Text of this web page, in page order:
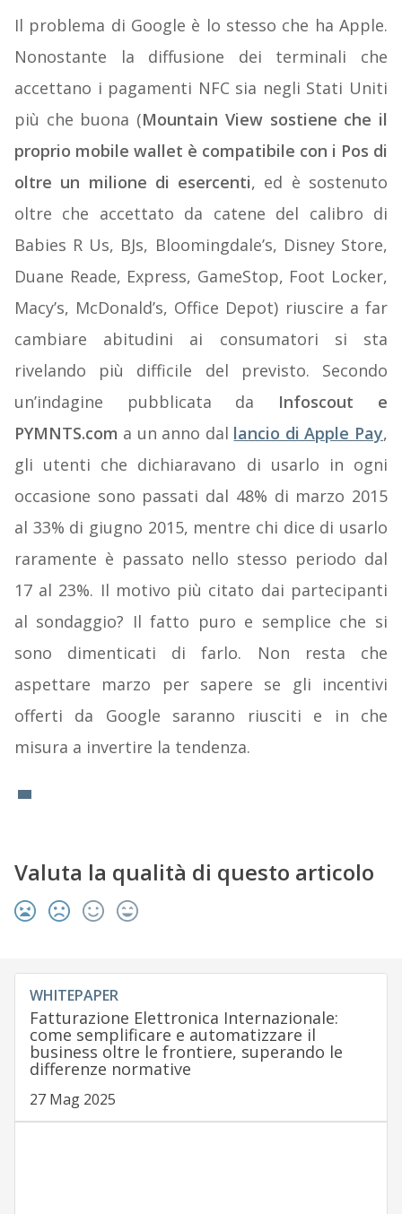
Il problema di Google è lo stesso che ha Apple.
Nonostante la diffusione dei terminali che
accettano i pagamenti NFC sia negli Stati Uniti
più che buona (Mountain View sostiene che il
proprio mobile wallet è compatibile con i Pos di
oltre un milione di esercenti, ed è sostenuto
oltre che accettato da catene del calibro di
Babies R Us, BJs, Bloomingdale’s, Disney Store,
Duane Reade, Express, GameStop, Foot Locker,
Macy’s, McDonald’s, Office Depot) riuscire a far
cambiare abitudini ai consumatori si sta
rivelando più difficile del previsto. Secondo
un’indagine pubblicata da Infoscout e
PYMNTS.com a un anno dal lancio di Apple Pay,
gli utenti che dichiaravano di usarlo in ogni
occasione sono passati dal 48% di marzo 2015
al 33% di giugno 2015, mentre chi dice di usarlo
raramente è passato nello stesso periodo dal
17 al 23%. Il motivo più citato dai partecipanti
al sondaggio? Il fatto puro e semplice che si
sono dimenticati di farlo. Non resta che
aspettare marzo per sapere se gli incentivi
offerti da Google saranno riusciti e in che
misura a invertire la tendenza.
Valuta la qualità di questo articolo
WHITEPAPER
Fatturazione Elettronica Internazionale:
come semplificare e automatizzare il
business oltre le frontiere, superando le
differenze normative
27 Mag 2025